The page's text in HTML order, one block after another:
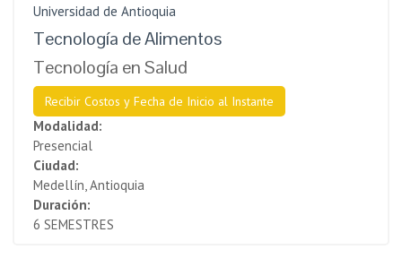
Universidad de Antioquia
Tecnología de Alimentos
Tecnología en Salud
Recibir Costos y Fecha de Inicio al Instante
Modalidad:
Presencial
Ciudad:
Medellín, Antioquia
Duración:
6 SEMESTRES